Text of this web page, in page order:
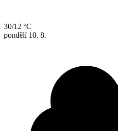
30/12 °C
pondělí 10. 8.